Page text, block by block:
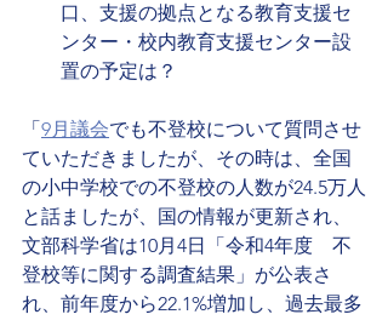
口、支援の拠点となる教育支援セ
ンター・校内教育支援センター設
置の予定は？
「 9月議会でも不登校について質問させ
ていただきましたが、その時は、全国
の小中学校での不登校の人数が24.5万人
と話ましたが、国の情報が更新され、
文部科学省は10月4日「令和4年度　不
登校等に関する調査結果」が公表さ
れ、前年度から22.1%増加し、過去最多